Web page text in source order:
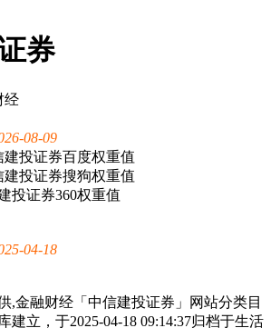
券
经
08-09
04-18
,金融财经「中信建投证券」网站分类目
建立，于2025-04-18 09:14:37归档于生活